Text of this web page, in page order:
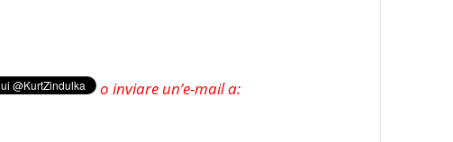
o inviare un’e-mail a: